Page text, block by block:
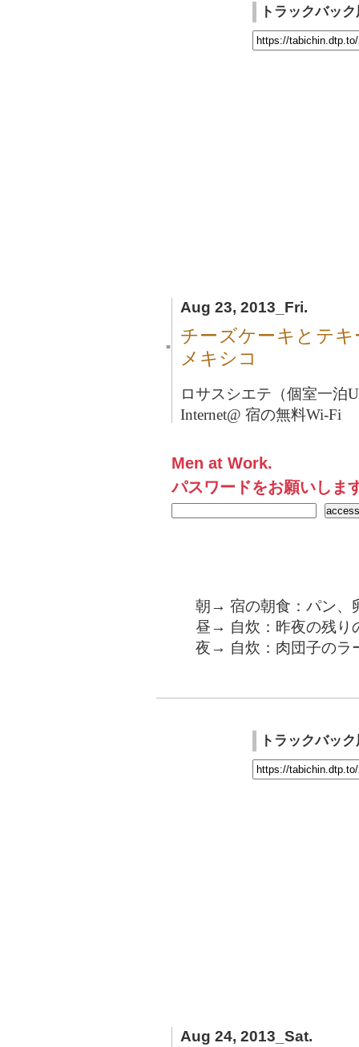
トラックバッ
Aug 23, 2013_Fri.
■
チーズケーキとテ
メキシコ
ロサスシエテ（個室一泊
Internet@ 宿の無料Wi-Fi
Men at Work.
パスワードをお願いしま
朝→ 宿の朝食：パン、
昼→ 自炊：昨夜の残り
夜→ 自炊：肉団子のラ
トラックバッ
Aug 24, 2013_Sat.